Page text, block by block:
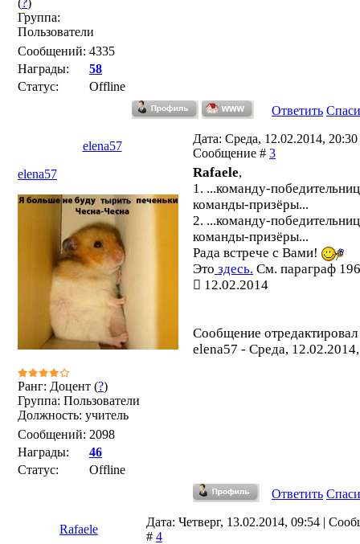
(?)
Группа:
Пользователи
Сообщений: 4335
Награды:
58
Статус:
Offline
Ответить
elena57
Дата: Среда, 12.02.2014, 20:30
Сообщение # 3
elena57
Ранг: Доцент (?)
Группа: Пользователи
Должность: учитель
Сообщений: 2098
Награды:
46
Статус:
Offline
Rafaele,
1. ...команду-
команды-призёры...
2. ...команду-
команды-призёры...
Рада встрече с Вами!
Это здесь. См. параграф
12.02.2014
Сообщение отредактировал
elena57 - Среда,
Ответить
Rafaele
Дата: Четверг, 13.02.2014, 09:54 |
# 4